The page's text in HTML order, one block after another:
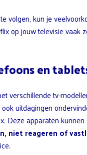
volgen, kun je
op jouw televisie vaak
en
verschillende tv-
uitdagingen
Deze apparaten kunnen
niet reageren of